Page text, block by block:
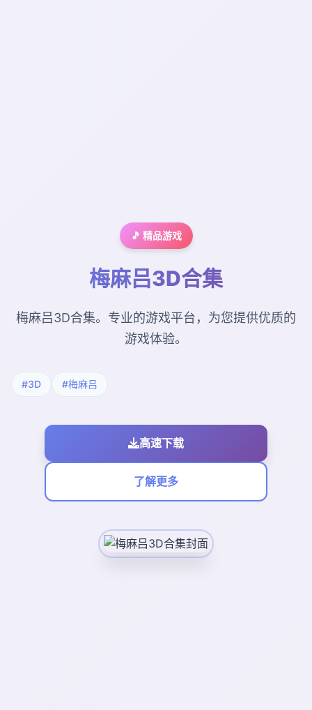
🎵 精品游戏
梅麻吕3D合集
梅麻吕3D合集。专业的游戏平台，为您提供优质的
游戏体验。
#3D #梅麻吕
高速下载
了解更多